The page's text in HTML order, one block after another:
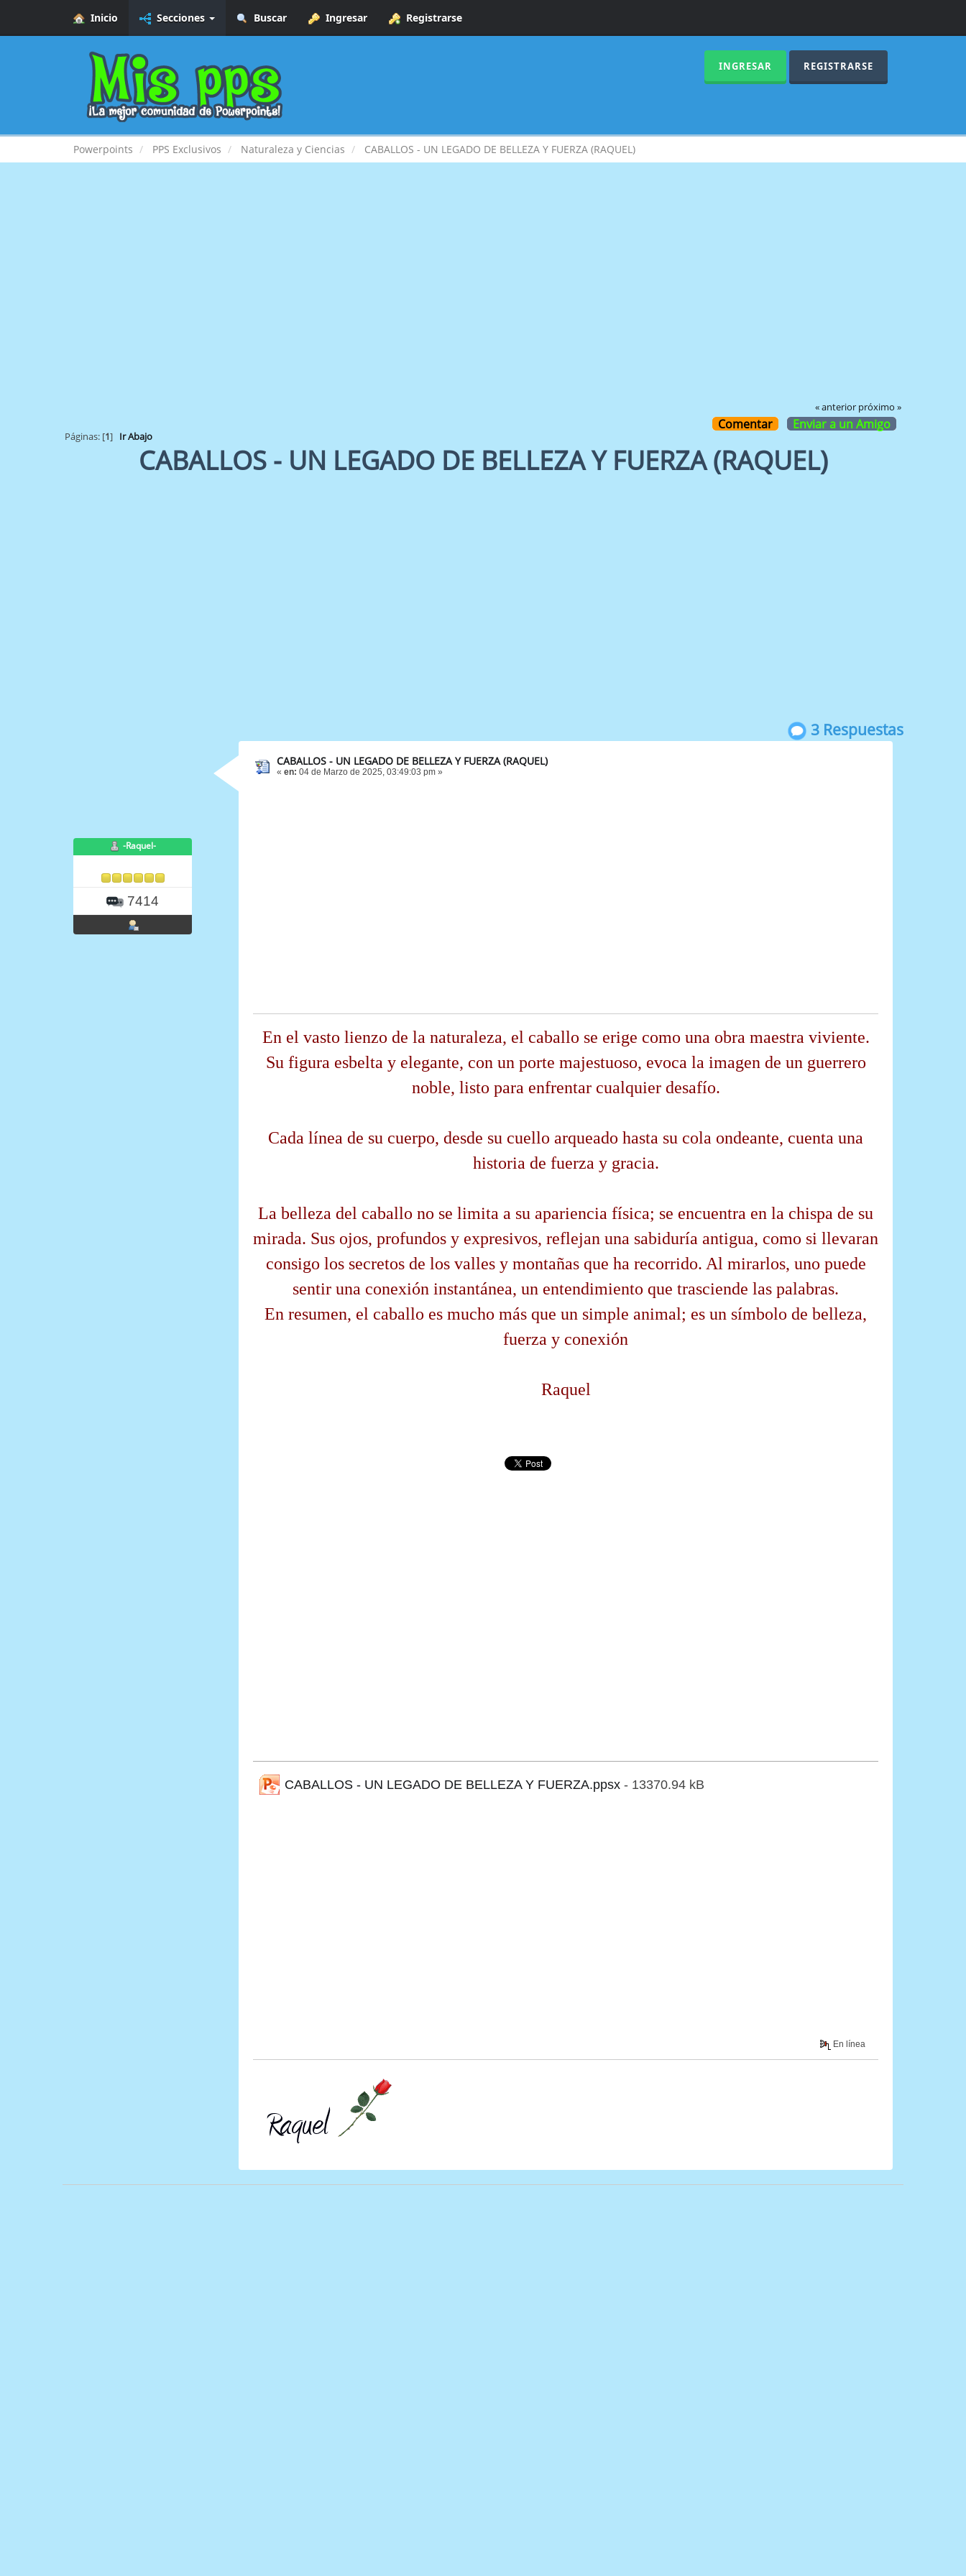
Inicio Secciones Buscar Ingresar Registrarse
INGRESAR REGISTRARSE
Powerpoints PPS Exclusivos Naturaleza y Ciencias CABALLOS - UN LEGADO DE BELLEZA Y FUERZA (RAQUEL)
« anterior próximo »
Comentar Enviar a un Amigo
Páginas: [1] Ir Abajo
CABALLOS - UN LEGADO DE BELLEZA Y FUERZA (RAQUEL)
3 Respuestas
-Raquel-
7414
CABALLOS - UN LEGADO DE BELLEZA Y FUERZA (RAQUEL)
« en: 04 de Marzo de 2025, 03:49:03 pm »
En el vasto lienzo de la naturaleza, el caballo se erige como una obra maestra viviente.
Su figura esbelta y elegante, con un porte majestuoso, evoca la imagen de un guerrero
noble, listo para enfrentar cualquier desafío.
Cada línea de su cuerpo, desde su cuello arqueado hasta su cola ondeante, cuenta una
historia de fuerza y gracia.
La belleza del caballo no se limita a su apariencia física; se encuentra en la chispa de su
mirada. Sus ojos, profundos y expresivos, reflejan una sabiduría antigua, como si llevaran
consigo los secretos de los valles y montañas que ha recorrido. Al mirarlos, uno puede
sentir una conexión instantánea, un entendimiento que trasciende las palabras.
En resumen, el caballo es mucho más que un simple animal; es un símbolo de belleza,
fuerza y conexión
Raquel
CABALLOS - UN LEGADO DE BELLEZA Y FUERZA.ppsx - 13370.94 kB
En línea